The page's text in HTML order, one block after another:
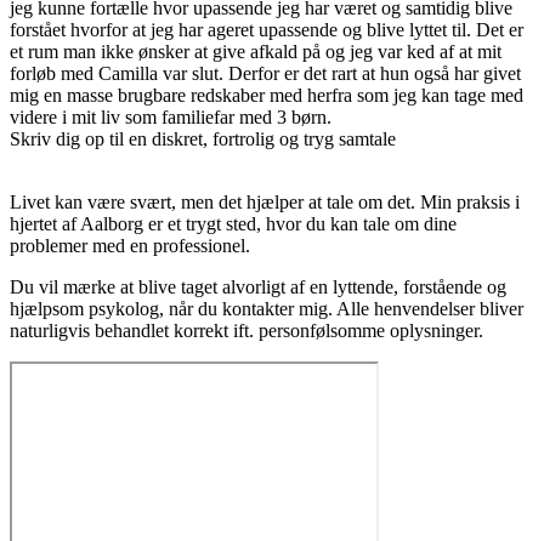
jeg kunne fortælle hvor upassende jeg har været og samtidig blive
forstået hvorfor at jeg har ageret upassende og blive lyttet til. Det er
et rum man ikke ønsker at give afkald på og jeg var ked af at mit
forløb med Camilla var slut. Derfor er det rart at hun også har givet
mig en masse brugbare redskaber med herfra som jeg kan tage med
videre i mit liv som familiefar med 3 børn.
Skriv dig op til en diskret, fortrolig og tryg samtale
Livet kan være svært, men det hjælper at tale om det. Min praksis i
hjertet af Aalborg er et trygt sted, hvor du kan tale om dine
problemer med en professionel.
Du vil mærke at blive taget alvorligt af en lyttende, forstående og
hjælpsom psykolog, når du kontakter mig. Alle henvendelser bliver
naturligvis behandlet korrekt ift. personfølsomme oplysninger.